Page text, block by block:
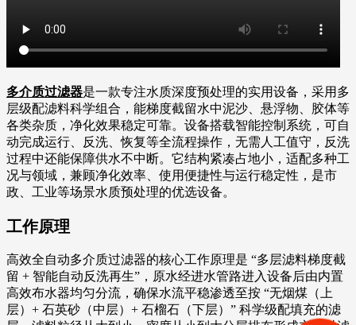
多介质过滤器是一款专注水质深度预处理的实用设备，采用多
层级配滤料科学组合，能梯度截留水中泥沙、悬浮物、胶体等
各类杂质，净化效果稳定可靠。设备搭载智能控制系统，可自
动完成运行、反洗、恢复等全流程操作，无需人工值守，反洗
过程中还能保障供水不中断。它结构紧凑占地小，适配多种工
况与领域，兼顾净化效率、使用便捷性与运行稳定性，是市
政、工业等场景水质预处理的优选设备。
工作原理
高效全自动多介质过滤器的核心工作原理是 “多层滤料梯度截
留 + 智能自动反洗再生”，原水经进水管路进入设备后由内置
高效布水器均匀分流，确保水流平稳渗透至按 “无烟煤（上
层）+ 石英砂（中层）+ 石榴石（下层）” 科学级配填充的滤